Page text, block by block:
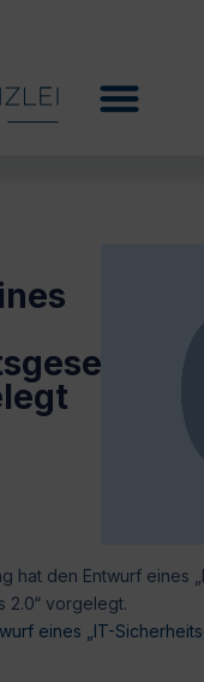
hat den Entwurf eines
2.0“ vorgelegt.
eines „IT-